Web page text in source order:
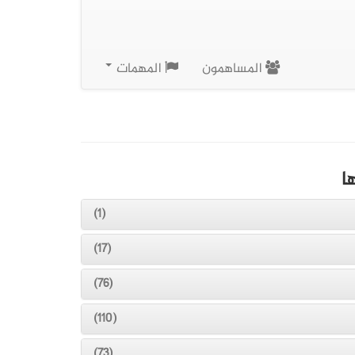
المساهمون المهمات
(1)
(17)
(76)
(110)